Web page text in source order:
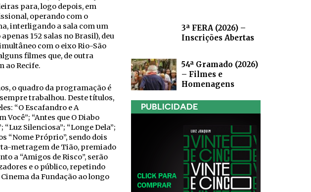
para, logo depois, em
operando com o
interligando a sala com um
152 salas no Brasil), deu
com o eixo Rio-São
filmes que, de outra
ao Recife.
o quadro da programação é
trabalhou. Deste títulos,
“O Escafandro e A
Você”; “Antes que O Diabo
“Luz Silenciosa”; “Longe Dela”;
“Nome Próprio”, sendo dois
metragem de Tião, premiado
a “Amigos de Risco”, serão
e o público, repetindo
da Fundação ao longo
3ª FERA (2026) –
Inscrições Abertas
54ª Gramado (2026)
– Filmes e
Homenagens
PUBLICIDADE